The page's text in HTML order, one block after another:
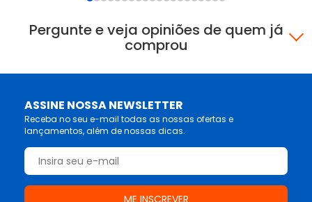
Pergunte e veja opiniões de quem já
comprou
ASSINE NOSSA NEWSLETTER
Receba no seu e-mail todas as nossas ofertas e
lançamentos, além de nossas dicas.